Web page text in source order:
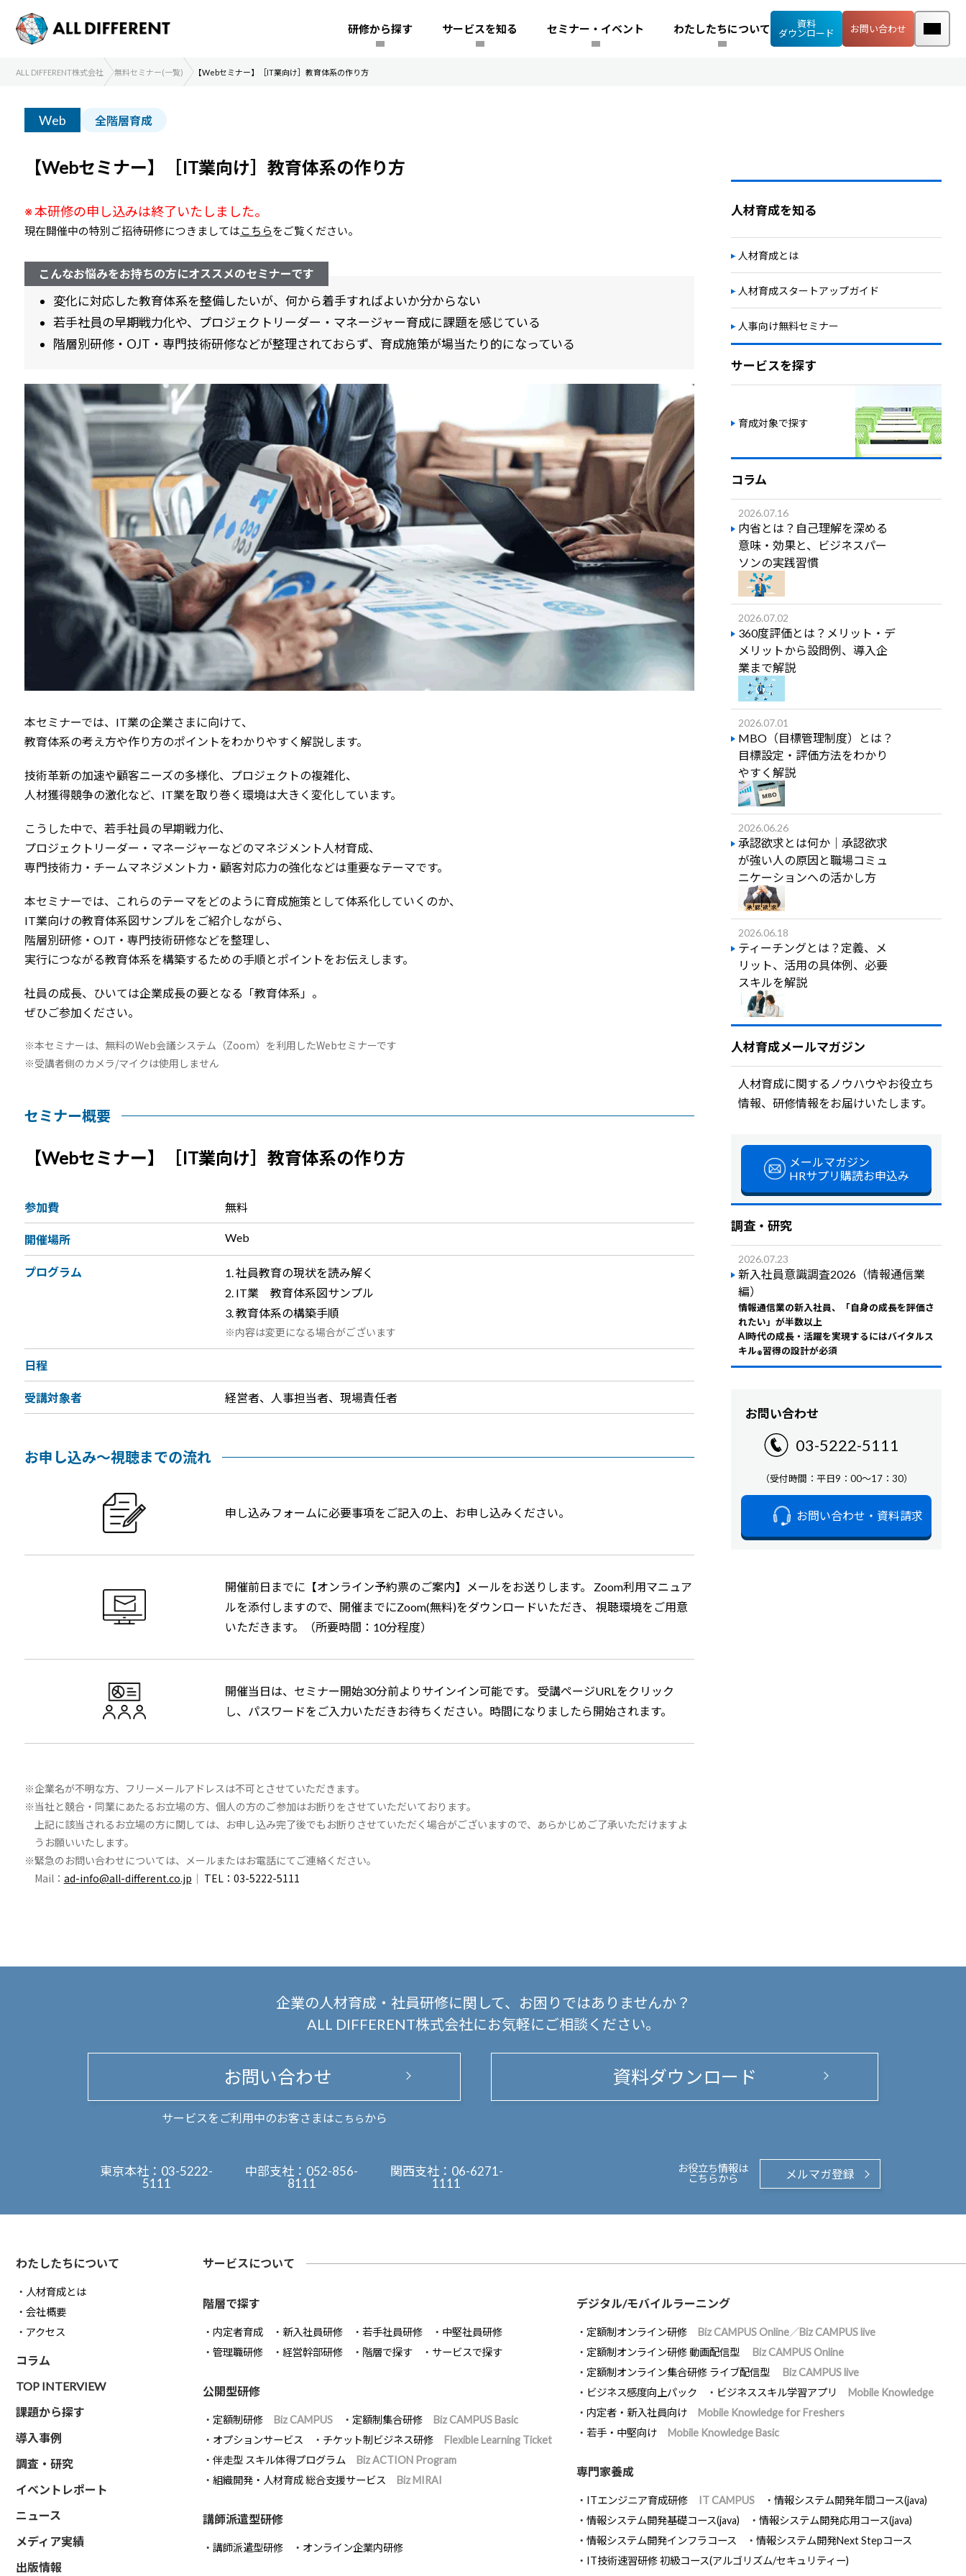
研修から探す サービスを知る セミナー・イベント わたしたちについて
資料
ダウンロード
お問い合わせ
ALL DIFFERENT株式会社 無料セミナー(一覧) 【Webセミナー】［IT業向け］教育体系の作り方
Web 全階層育成
【Webセミナー】［IT業向け］教育体系の作り方
※ 本研修の申し込みは終了いたしました。
現在開催中の特別ご招待研修につきましてはこちらをご覧ください。
こんなお悩みをお持ちの方にオススメのセミナーです
変化に対応した教育体系を整備したいが、何から着手すればよいか分からない
若手社員の早期戦力化や、プロジェクトリーダー・マネージャー育成に課題を感じている
階層別研修・OJT・専門技術研修などが整理されておらず、育成施策が場当たり的になっている
本セミナーでは、IT業の企業さまに向けて、
教育体系の考え方や作り方のポイントをわかりやすく解説します。
技術革新の加速や顧客ニーズの多様化、プロジェクトの複雑化、
人材獲得競争の激化など、IT業を取り巻く環境は大きく変化しています。
こうした中で、若手社員の早期戦力化、
プロジェクトリーダー・マネージャーなどのマネジメント人材育成、
専門技術力・チームマネジメント力・顧客対応力の強化などは重要なテーマです。
本セミナーでは、これらのテーマをどのように育成施策として体系化していくのか、
IT業向けの教育体系図サンプルをご紹介しながら、
階層別研修・OJT・専門技術研修などを整理し、
実行につながる教育体系を構築するための手順とポイントをお伝えします。
社員の成長、ひいては企業成長の要となる「教育体系」。
ぜひご参加ください。
本セミナーは、無料のWeb会議システム（Zoom）を利用したWebセミナーです
受講者側のカメラ/マイクは使用しません
セミナー概要
【Webセミナー】［IT業向け］教育体系の作り方
参加費 無料
開催場所 Web
プログラム
社員教育の現状を読み解く
IT業 教育体系図サンプル
教育体系の構築手順
内容は変更になる場合がございます
日程
受講対象者 経営者、人事担当者、現場責任者
お申し込み～視聴までの流れ
申し込みフォームに必要事項をご記入の上、お申し込みください。
開催前日までに【オンライン予約票のご案内】メールをお送りします。 Zoom利用マニュア
ルを添付しますので、開催までにZoom(無料)をダウンロードいただき、 視聴環境をご用意
いただきます。（所要時間：10分程度）
開催当日は、セミナー開始30分前よりサインイン可能です。 受講ページURLをクリック
し、パスワードをご入力いただきお待ちください。時間になりましたら開始されます。
企業名が不明な方、フリーメールアドレスは不可とさせていただきます。
当社と競合・同業にあたるお立場の方、個人の方のご参加はお断りをさせていただいております。
上記に該当されるお立場の方に関しては、お申し込み完了後でもお断りさせていただく場合がございますので、あらかじめご了承いただけますよ
うお願いいたします。
緊急のお問い合わせについては、メールまたはお電話にてご連絡ください。
Mail： ad-info@all-different.co.jp ｜ TEL：03-5222-5111
人材育成を知る
人材育成とは
人材育成スタートアップガイド
人事向け無料セミナー
サービスを探す
育成対象で探す
コラム
2026.07.16
内省とは？自己理解を深める
意味・効果と、ビジネスパー
ソンの実践習慣
2026.07.02
360度評価とは？メリット・デ
メリットから設問例、導入企
業まで解説
2026.07.01
MBO（目標管理制度）とは？
目標設定・評価方法をわかり
やすく解説
2026.06.26
承認欲求とは何か｜承認欲求
が強い人の原因と職場コミュ
ニケーションへの活かし方
2026.06.18
ティーチングとは？定義、メ
リット、活用の具体例、必要
スキルを解説
人材育成メールマガジン
人材育成に関するノウハウやお役立ち
情報、研修情報をお届けいたします。
メールマガジン
HRサプリ購読お申込み
調査・研究
2026.07.23
新入社員意識調査2026（情報通信業
編）
情報通信業の新入社員、「自身の成長を評価さ
れたい」が半数以上
AI時代の成長・活躍を実現するにはバイタルス
キル®習得の設計が必須
お問い合わせ
03-5222-5111
（受付時間：平日9：00～17：30）
お問い合わせ・資料請求
企業の人材育成・社員研修に関して、
お困りではありませんか？
ALL DIFFERENT株式会社にお気軽にご相談ください。
お問い合わせ
サービスをご利用中のお客さまはこちらから
資料ダウンロード
東京本社： 03-5222-
5111
中部支社： 052-856-
8111
関西支社： 06-6271-
1111
お役立ち情報は
こちらから
メルマガ登録
わたしたちについて
人材育成とは
会社概要
アクセス
コラム
TOP INTERVIEW
課題から探す
導入事例
調査・研究
イベントレポート
ニュース
メディア実績
出版情報
サービスについて
階層で探す
内定者育成 新入社員研修 若手社員研修
中堅社員研修
管理職研修
経営幹部研修 階層で探す サービスで探す
公開型研修
定額制研修 Biz CAMPUS 定額制集合研修
Biz CAMPUS Basic
オプションサービス
チケット制ビジネス研修
Flexible Learning Ticket
伴走型 スキル体得プログラム
Biz ACTION Program
組織開発・人材育成 総合支援サービス
Biz MIRAI
講師派遣型研修
講師派遣型研修 オンライン企業内研修
デジタル/モバイルラーニング
定額制オンライン研修
Biz CAMPUS Online／Biz CAMPUS live
定額制オンライン研修 動画配信型
Biz CAMPUS Online
定額制オンライン集合研修 ライブ配信型
Biz CAMPUS live
ビジネス感度向上パック
ビジネススキル学習アプリ
Mobile Knowledge
内定者・新入社員向け
Mobile Knowledge for Freshers
若手・中堅向け
Mobile Knowledge Basic
専門家養成
ITエンジニア育成研修 IT CAMPUS
情報システム開発年間コース(java)
情報システム開発基礎コース(java)
情報システム開発応用コース(java)
情報システム開発インフラコース
情報システム開発Next Stepコース
IT技術速習研修 初級コース(アルゴリズム/セキュリティー)